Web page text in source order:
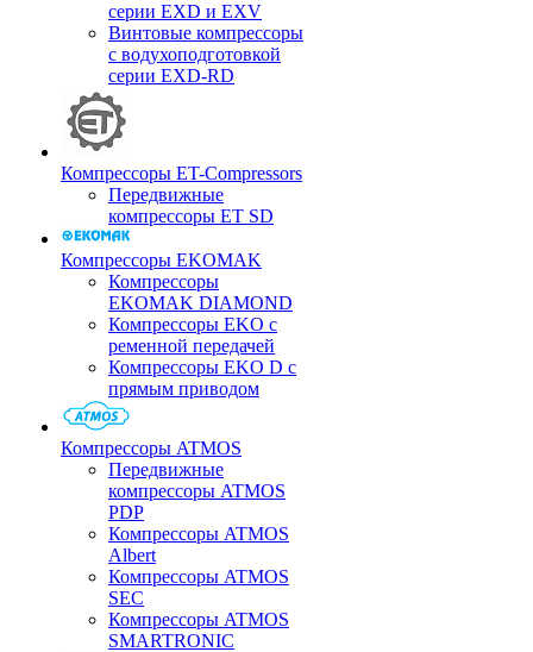
серии EXD и EXV
Винтовые компрессоры
с водухоподготовкой
серии EXD-RD
Компрессоры ET-Compressors
Передвижные
компрессоры ET SD
Компрессоры EKOMAK
Компрессоры
EKOMAK DIAMOND
Компрессоры EKO c
ременной передачей
Компрессоры EKO D с
прямым приводом
Компрессоры ATMOS
Передвижные
компрессоры ATMOS
PDP
Компрессоры ATMOS
Albert
Компрессоры ATMOS
SEC
Компрессоры ATMOS
SMARTRONIC